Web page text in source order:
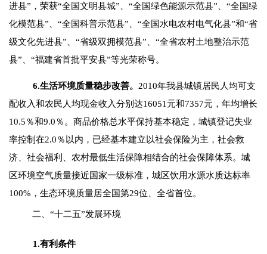
进县”，荣获“全国文明县城”、“全国绿色能源示范县”、“全国绿
化模范县”、“全国科普示范县”、“全国水电农村电气化县”和“省
级文化先进县”、“省级双拥模范县”、“全省农村土地整治示范
县”、“福建省首批平安县”等光荣称号。
6.生活环境质量稳步改善。2010年我县城镇居民人均可支
配收入和农民人均现金收入分别达16051元和7357元，年均增长
10.5 ％和9.0 ％。商品价格总水平保持基本稳定，城镇登记失业
率控制在2.0 ％以内，已经基本建立以社会保险为主，社会救
济、社会福利、农村最低生活保障相结合的社会保障体系。城
区环境空气质量接近国家一级标准，城区饮用水源水质达标率
100% ，生态环境质量居全国第29位、全省首位。
二、“十二五”发展环境
1.有利条件